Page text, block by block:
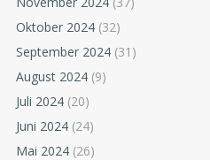
Oktober 2024 (32)
September 2024 (31)
August 2024 (9)
Juli 2024 (20)
Juni 2024 (24)
Mai 2024 (26)